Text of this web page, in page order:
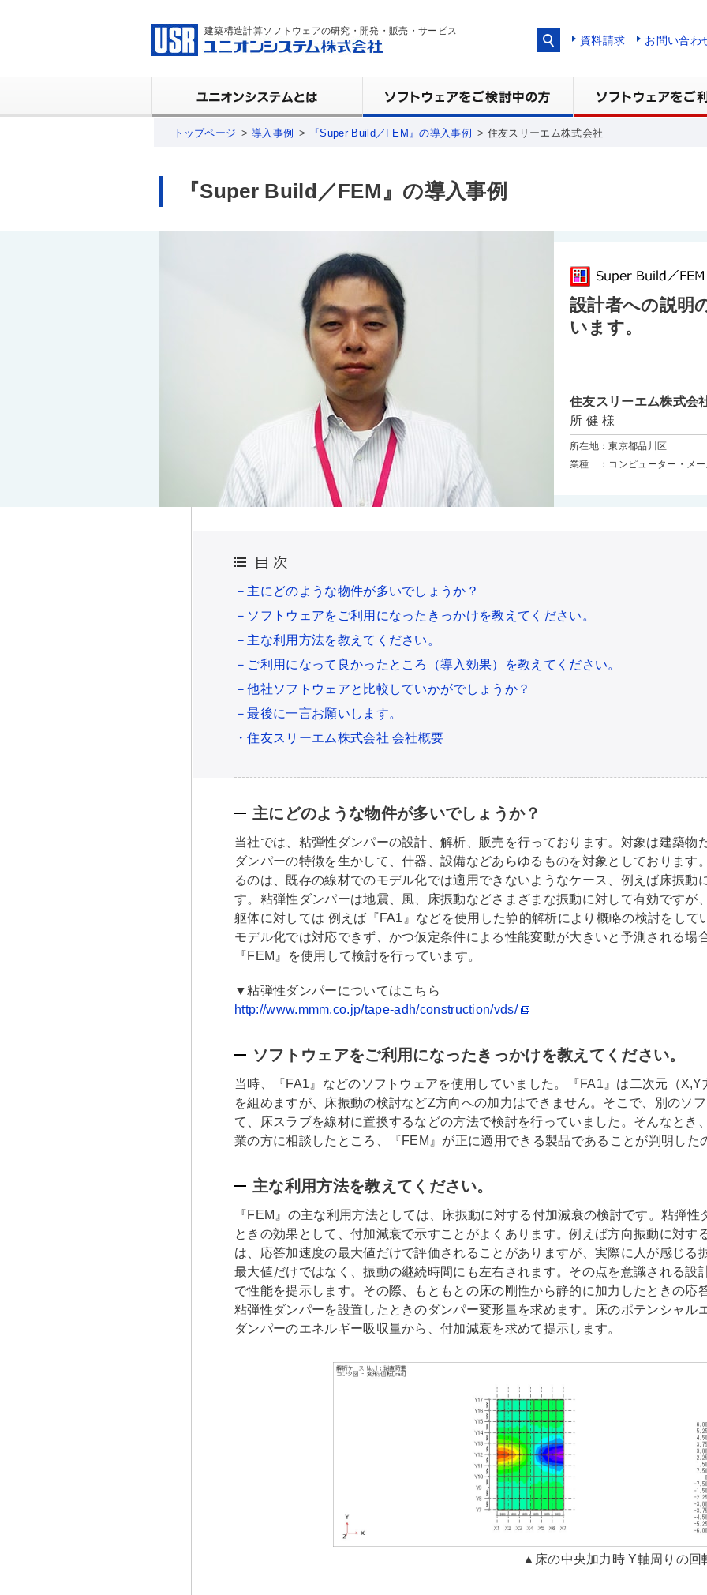
建築構造計算ソフトウェアの研究・開発・販売・サービス
資料請求 お問い合わ
トップページ 導入事例 『Super Build／FEM』の導入事例 住友スリーエム株式会社
『Super Build／FEM』の導入事例
設計者への説明
います。
住友スリーエム株式会
所 健 様
所在地：東京都品川区
業種 ：コンピューター・メー
－主にどのような物件が多いでしょうか？
－ソフトウェアをご利用になったきっかけを教えてください。
－主な利用方法を教えてください。
－ご利用になって良かったところ（導入効果）を教えてください。
－他社ソフトウェアと比較していかがでしょうか？
－最後に一言お願いします。
・住友スリーエム株式会社 会社概要
主にどのような物件が多いでしょうか？
当社では、粘弾性ダンパーの設計、解析、販売を行っております。対象は建築物
ダンパーの特徴を生かして、什器、設備などあらゆるものを対象としております
るのは、既存の線材でのモデル化では適用できないようなケース、例えば床振動
す。粘弾性ダンパーは地震、風、床振動などさまざまな振動に対して有効ですが
躯体に対しては 例えば『FA1』などを使用した静的解析により概略の検討をして
モデル化では対応できず、かつ仮定条件による性能変動が大きいと予測される場
『FEM』を使用して検討を行っています。
▼粘弾性ダンパーについてはこちら
http://www.mmm.co.jp/tape-adh/construction/vds/
ソフトウェアをご利用になったきっかけを教えてください。
当時、『FA1』などのソフトウェアを使用していました。『FA1』は二次元（X,Y
を組めますが、床振動の検討などZ方向への加力はできません。そこで、別のソ
て、床スラブを線材に置換するなどの方法で検討を行っていました。そんなとき
業の方に相談したところ、『FEM』が正に適用できる製品であることが判明した
主な利用方法を教えてください。
『FEM』の主な利用方法としては、床振動に対する付加減衰の検討です。粘弾性
ときの効果として、付加減衰で示すことがよくあります。例えば方向振動に対す
は、応答加速度の最大値だけで評価されることがありますが、実際に人が感じる
最大値だけではなく、振動の継続時間にも左右されます。その点を意識される設
で性能を提示します。その際、もともとの床の剛性から静的に加力したときの応
粘弾性ダンパーを設置したときのダンパー変形量を求めます。床のポテンシャル
ダンパーのエネルギー吸収量から、付加減衰を求めて提示します。
▲床の中央加力時 Y軸周りの回